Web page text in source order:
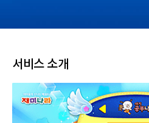
서비스 소개